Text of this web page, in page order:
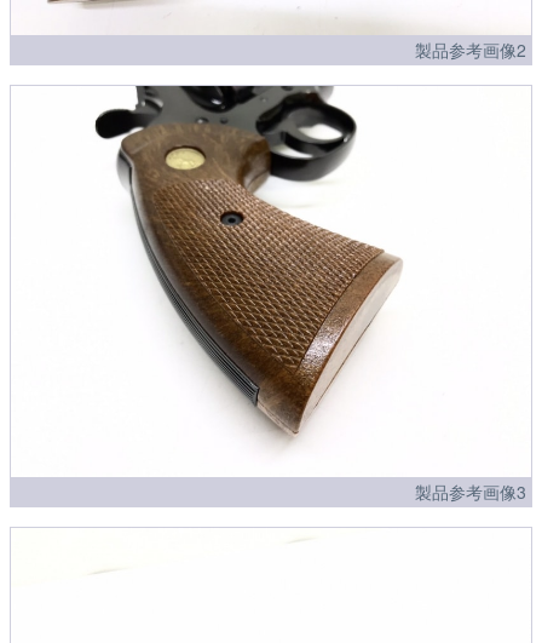
製品参考画像2
製品参考画像3